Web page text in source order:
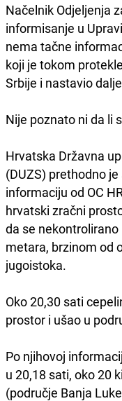
Načelnik Odjeljenja
informisanje u
nema tačne
koji je tokom
Srbije i nastavio
Nije poznato ni da li
Hrvatska Državna
(DUZS) prethodno
informaciju od OC
hrvatski zračni
da se
metara, brzinom od
jugoistoka.
Oko 20,30 sati
prostor i ušao u
Po njihovoj
u 20,18 sati, oko 20
(područje Banja